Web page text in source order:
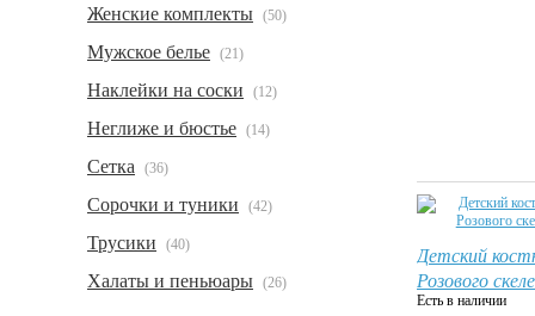
Женские комплекты (50)
Мужское белье (21)
Наклейки на соски (12)
Неглиже и бюстье (14)
Сетка (36)
Сорочки и туники (42)
Трусики (40)
Халаты и пеньюары (26)
Детский
Розового
Есть в наличии